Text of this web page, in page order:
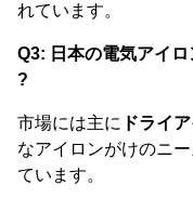
れています。
Q3: 日本の電気アイ
?
市場には主に ドライ
なアイロンがけのニ
ています。